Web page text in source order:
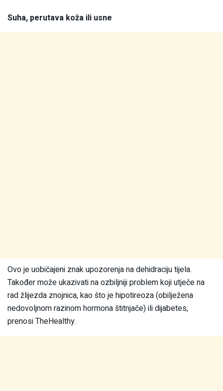
Suha, perutava koža ili usne
Ovo je uobičajeni znak upozorenja na dehidraciju tijela.
Također može ukazivati na ozbiljniji problem koji utječe na
rad žlijezda znojnica, kao što je hipotireoza (obilježena
nedovoljnom razinom hormona štitnjače) ili dijabetes,
prenosi TheHealthy.